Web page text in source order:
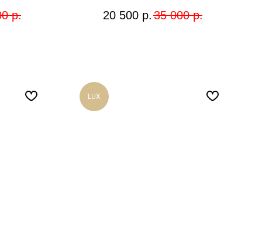
р. 20 500 р. 35 000 р.
LUX